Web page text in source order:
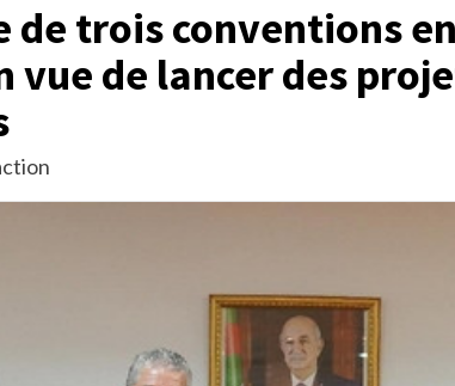
de trois conventions
vue de lancer des